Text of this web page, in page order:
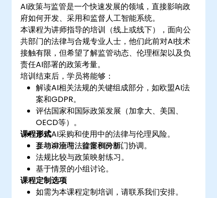
AI政策与监管是一个快速发展的领域，直接影响政
府如何开发、采用和监督人工智能系统。
本课程为讲师指导的培训（线上或线下），面向公
共部门的法律与合规专业人士，他们此前对AI技术
接触有限，但希望了解监管动态、伦理框架以及负
责任AI部署的政策考量。
培训结束后，学员将能够：
解读AI相关法规的关键组成部分，如欧盟AI法
案和GDPR。
评估国家和国际政策发展（加拿大、美国、
OECD等）。
评估AI采购和使用中的法律与伦理风险。
参与AI治理、监督和跨部门协调。
课程形式
互动讲座与法律案例分析。
法规比较与政策映射练习。
基于情景的小组讨论。
课程定制选项
如需为本课程定制培训，请联系我们安排。